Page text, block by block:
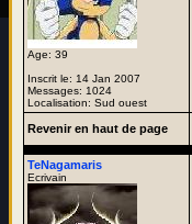
Age: 39
Inscrit le: 14 Jan 2007
Messages: 1024
Localisation: Sud ouest
Revenir en haut de page
TeNagamaris
Ecrivain